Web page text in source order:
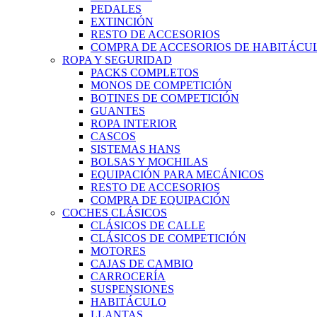
PEDALES
EXTINCIÓN
RESTO DE ACCESORIOS
COMPRA DE ACCESORIOS DE
ROPA Y SEGURIDAD
PACKS COMPLETOS
MONOS DE COMPETICIÓN
BOTINES DE COMPETICIÓN
GUANTES
ROPA INTERIOR
CASCOS
SISTEMAS HANS
BOLSAS Y MOCHILAS
EQUIPACIÓN PARA MECÁNICOS
RESTO DE ACCESORIOS
COMPRA DE EQUIPACIÓN
COCHES CLÁSICOS
CLÁSICOS DE CALLE
CLÁSICOS DE COMPETICIÓN
MOTORES
CAJAS DE CAMBIO
CARROCERÍA
SUSPENSIONES
HABITÁCULO
LLANTAS